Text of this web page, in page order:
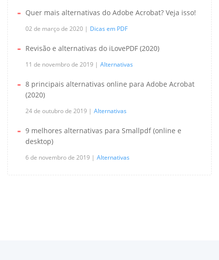
Quer mais alternativas do Adobe Acrobat? Veja isso!
02 de março de 2020 Dicas em PDF
Revisão e alternativas do iLovePDF (2020)
11 de novembro de 2019 Alternativas
8 principais alternativas online para Adobe Acrobat
(2020)
24 de outubro de 2019 Alternativas
9 melhores alternativas para Smallpdf (online e
desktop)
6 de novembro de 2019 Alternativas